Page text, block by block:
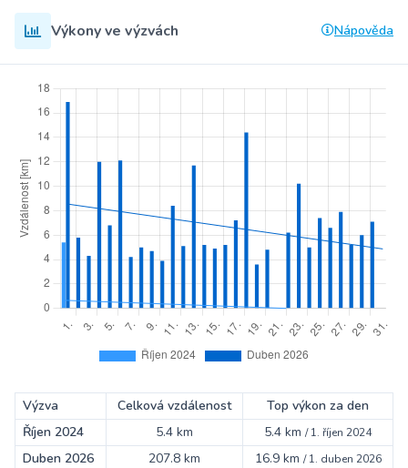
Výkony ve výzvách Nápověda
Výzva Celková vzdálenost
Top výkon za den
Říjen 2024
5.4 km 5.4 km /1. říjen 2024
Duben 2026 207.8 km 16.9 km /1. duben 2026